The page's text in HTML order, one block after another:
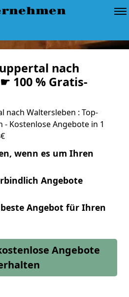
nach
100 % Gratis-
nach Waltersleben : Top-
Kostenlose Angebote in 1
wenn es um Ihren
Angebote
beste Angebot für Ihren
Angebote